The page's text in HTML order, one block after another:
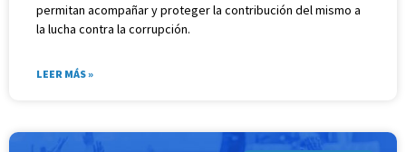
permitan acompañar y proteger la contribución del mismo a
la lucha contra la corrupción.
LEER MÁS »